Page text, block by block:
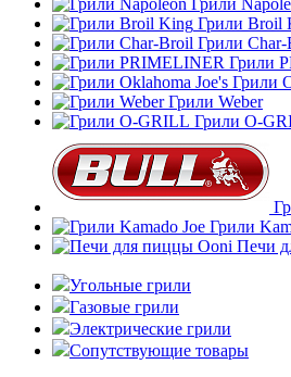
Грили
Грили Broil
Грили
Грили
Грили
Грили Weber
Грили O-
Грили
Печи
Угольные грили
Газовые грили
Электрические грили
Сопутствующие товары